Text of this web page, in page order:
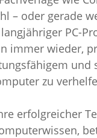
– oder gerade
PC-
immer wieder,
und
zu
erfolgreicher